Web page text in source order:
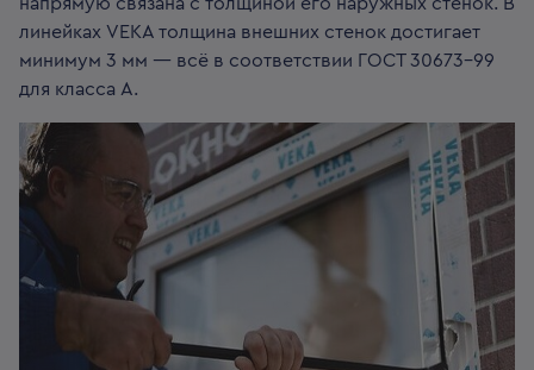
линейках VEKA толщина внешних стенок достигает
минимум 3 мм — всё в соответствии ГОСТ 30673-99
для класса А.